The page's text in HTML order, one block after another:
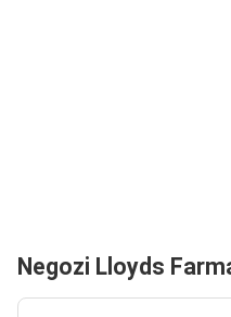
Negozi Lloyds